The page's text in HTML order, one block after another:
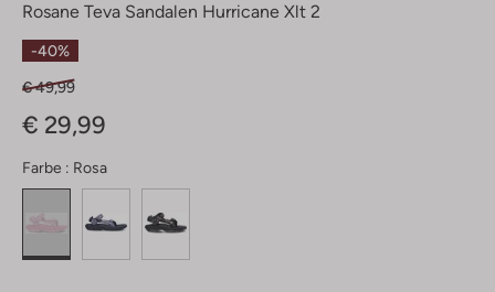
Rosane Teva Sandalen Hurricane Xlt 2
-40%
€ 49,99
€ 29,99
Farbe : Rosa